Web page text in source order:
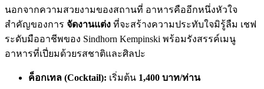
นอกจากความสวยงามของสถานที่ อาหารคืออีกหนึ่งหัวใจ
สำคัญของการ จัดงานแต่ง ที่จะสร้างความประทับใจมิรู้ลืม เชฟ
ระดับมืออาชีพของ Sindhorn Kempinski พร้อมรังสรรค์เมนู
อาหารที่เปี่ยมด้วยรสชาติและศิลปะ
ค็อกเทล (Cocktail): เริ่มต้น 1,400 บาท/ท่าน